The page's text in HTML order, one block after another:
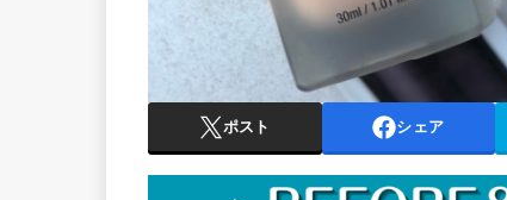
ポスト シェア